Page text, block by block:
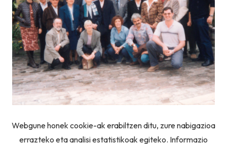
Webgune honek cookie-ak erabiltzen ditu, zure nabigazioa
errazteko eta analisi estatistikoak egiteko. Informazio